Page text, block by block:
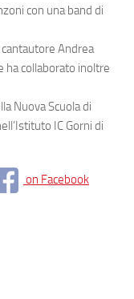
con una band di
Andrea
ha collaborato inoltre
Nuova Scuola di
IC Gorni di
on Facebook